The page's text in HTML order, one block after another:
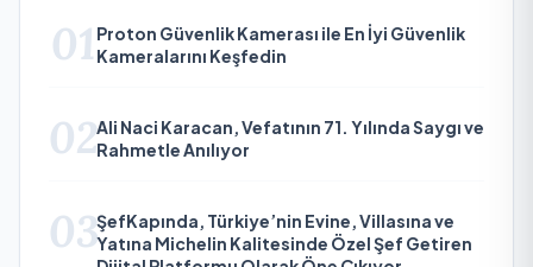
01 Proton Güvenlik Kamerası ile En İyi Güvenlik
Kameralarını Keşfedin
02Ali Naci Karacan, Vefatının 71. Yılında Saygı ve
Rahmetle Anılıyor
03ŞefKapında, Türkiye’nin Evine, Villasına ve
Yatına Michelin Kalitesinde Özel Şef Getiren